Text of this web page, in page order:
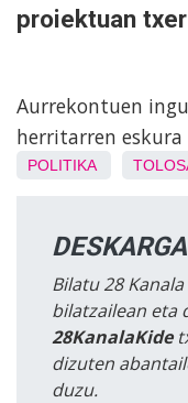
proiektuan
Aurrekontuen
herritarren
POLITIKA
Bilatu 28
bilatzailean eta
28KanalaKide
dizuten
duzu.